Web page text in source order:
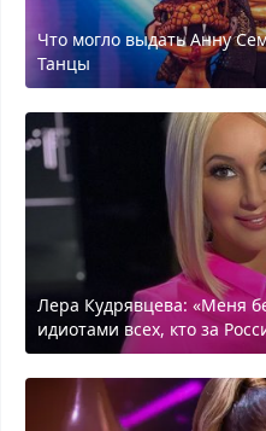
Что могло выдать Анну
Танцы
Лера Кудрявцева: «Меня
идиотами всех, кто за